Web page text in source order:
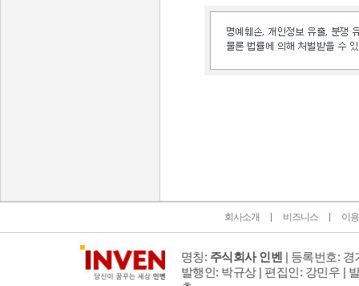
회사소개 비즈니스 이
명칭: 주식회사 인벤 | 등록번호: 경
발행인: 박규상 | 편집인: 강민우 |